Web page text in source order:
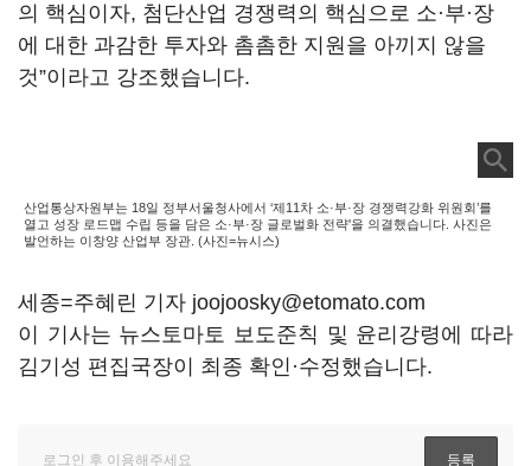
의 핵심이자, 첨단산업 경쟁력의 핵심으로 소·부·장
에 대한 과감한 투자와 촘촘한 지원을 아끼지 않을
것”이라고 강조했습니다.
산업통상자원부는 18일 정부서울청사에서 ‘제11차 소·부·장 경쟁력강화 위원회’를
열고 성장 로드맵 수립 등을 담은 소·부·장 글로벌화 전략'을 의결했습니다. 사진은
발언하는 이창양 산업부 장관. (사진=뉴시스)
세종=주혜린 기자 joojoosky@etomato.com
이 기사는 뉴스토마토 보도준칙 및 윤리강령에 따라
김기성 편집국장이 최종 확인·수정했습니다.